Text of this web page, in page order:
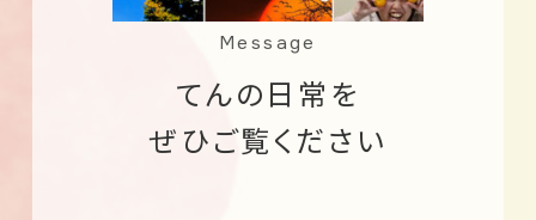
Message
てんの日常を
ぜひご覧ください